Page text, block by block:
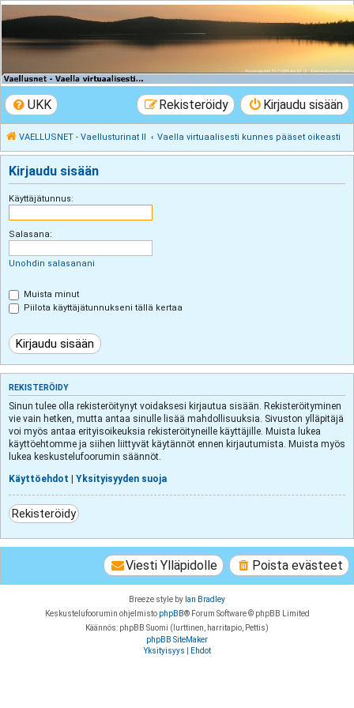
VAELLUSNET -
Vaellusturinat II
UKK Kirjaudu sisään
Rekisteröidy
VAELLUSNET - Vaellusturinat II Vaella virtuaalisesti kunnes pääset oikeasti
Kirjaudu sisään
Käyttäjätunnus:
Salasana:
Unohdin salasanani
Muista minut
Piilota käyttäjätunnukseni tällä kertaa
REKISTERÖIDY
Sinun tulee olla rekisteröitynyt voidaksesi kirjautua sisään. Rekisteröityminen
vie vain hetken, mutta antaa sinulle lisää mahdollisuuksia. Sivuston ylläpitäjä
voi myös antaa erityisoikeuksia rekisteröityneille käyttäjille. Muista lukea
käyttöehtomme ja siihen liittyvät käytännöt ennen kirjautumista. Muista myös
lukea keskustelufoorumin säännöt.
Käyttöehdot
Yksityisyyden suoja
Rekisteröidy
Poista evästeet
Viesti Ylläpidolle
Breeze style by Ian Bradley
Keskustelufoorumin ohjelmisto phpBB® Forum Software © phpBB Limited
Käännös: phpBB Suomi (lurttinen, harritapio, Pettis)
phpBB SiteMaker
Yksityisyys
Ehdot